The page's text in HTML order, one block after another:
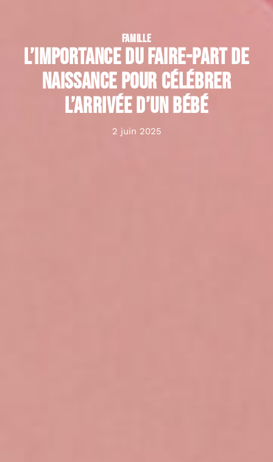
FAMILLE
L’importance du faire-part de
naissance pour célébrer
l’arrivée d’un bébé
2 juin 2025